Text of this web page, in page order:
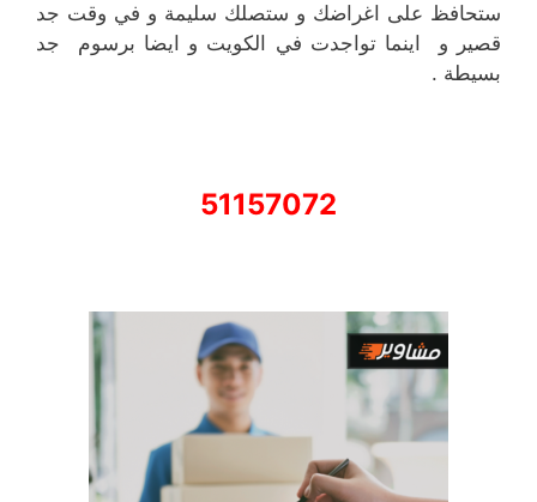
ستحافظ على اغراضك و ستصلك سليمة و في وقت جد
قصير و اينما تواجدت في الكويت و ايضا برسوم جد
بسيطة .
51157072